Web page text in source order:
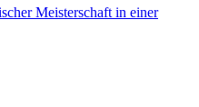
Meisterschaft in einer